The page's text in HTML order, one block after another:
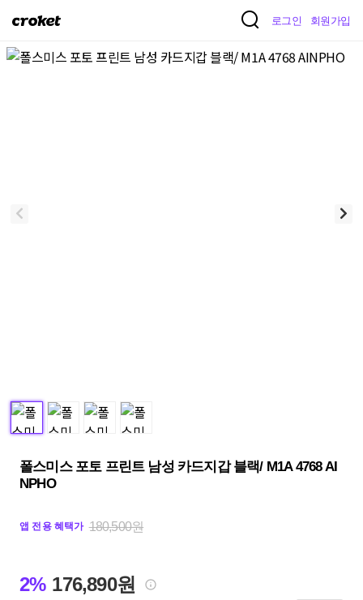
크
켓
로그인 회원가입
폴스미스 포토 프린트 남성 카드지갑 블랙/ M1A 4768 AI
NPHO
앱 전용 혜택가 180,500원
2% 176,890원